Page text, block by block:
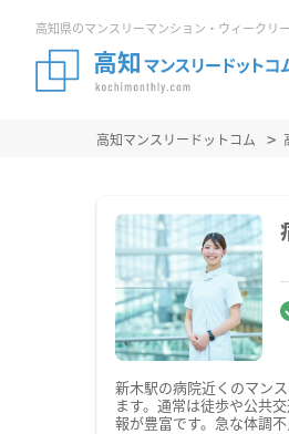
高知県のマンスリーマンション・ウィークリ
高知マンスリードットコム
新木駅の病院近くのマン
ます。通常は徒歩や公共
報が豊富です。急な体調